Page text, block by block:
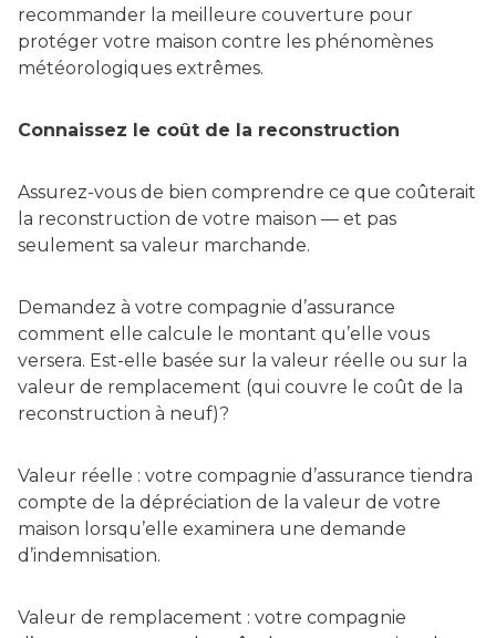
recommander la meilleure couverture pour
protéger votre maison contre les phénomènes
météorologiques extrêmes.
Connaissez le coût de la reconstruction
Assurez-vous de bien comprendre ce que coûterait
la reconstruction de votre maison — et pas
seulement sa valeur marchande.
Demandez à votre compagnie d’assurance
comment elle calcule le montant qu’elle vous
versera. Est-elle basée sur la valeur réelle ou sur la
valeur de remplacement (qui couvre le coût de la
reconstruction à neuf)?
Valeur réelle : votre compagnie d’assurance tiendra
compte de la dépréciation de la valeur de votre
maison lorsqu’elle examinera une demande
d’indemnisation.
Valeur de remplacement : votre compagnie